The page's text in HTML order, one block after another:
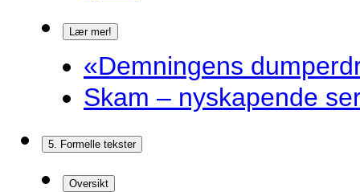
Lær mer!
«Demningens
Skam – nyskapende
5. Formelle tekster
Oversikt